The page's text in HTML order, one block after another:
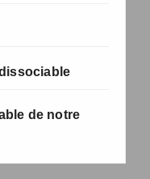
de notre